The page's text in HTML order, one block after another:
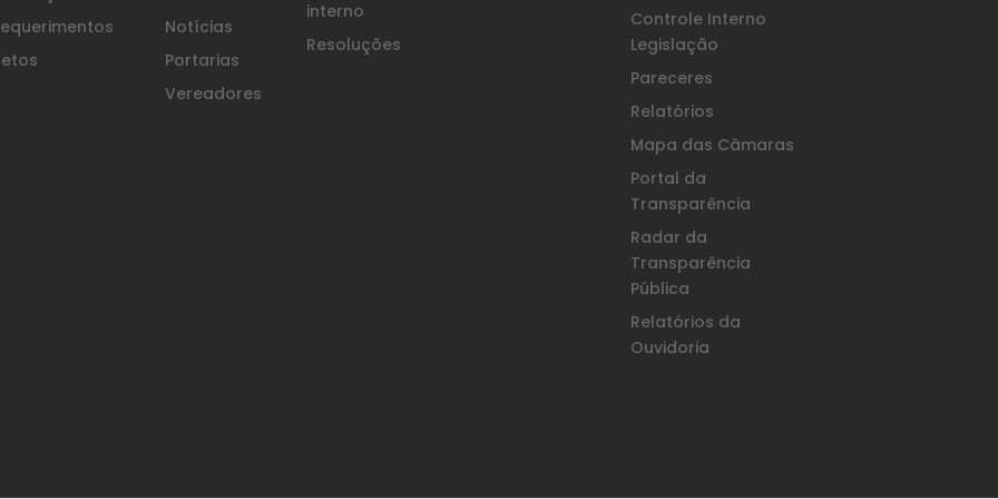
Notícias
Portarias
Vereadores
interno
Resoluções
Controle Interno
Legislação
Pareceres
Relatórios
Mapa das Câmaras
Portal da
Transparência
Radar da
Transparência
Pública
Relatórios da
Ouvidoria